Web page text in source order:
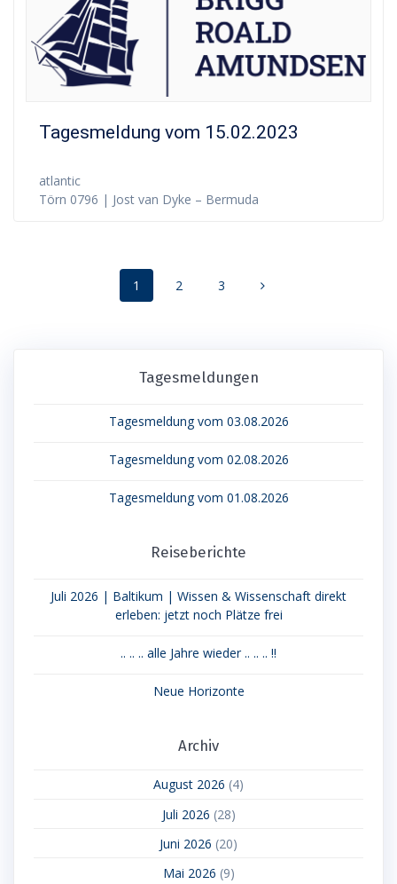
Tagesmeldung vom 15.02.2023
atlantic
Törn 0796 | Jost van Dyke – Bermuda
navigation
Page
1 Page
2 Page
3
Tagesmeldungen
Tagesmeldung vom 03.08.2026
Tagesmeldung vom 02.08.2026
Tagesmeldung vom 01.08.2026
Reiseberichte
Juli 2026 | Baltikum | Wissen & Wissenschaft direkt
erleben: jetzt noch Plätze frei
.. .. .. alle Jahre wieder .. .. .. !!
Neue Horizonte
Archiv
August 2026 (4)
Juli 2026 (28)
Juni 2026 (20)
Mai 2026 (9)